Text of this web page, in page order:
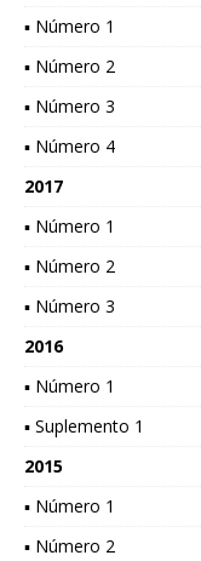
▪ Número 1
▪ Número 2
▪ Número 3
▪ Número 4
2017
▪ Número 1
▪ Número 2
▪ Número 3
2016
▪ Número 1
▪ Suplemento 1
2015
▪ Número 1
▪ Número 2